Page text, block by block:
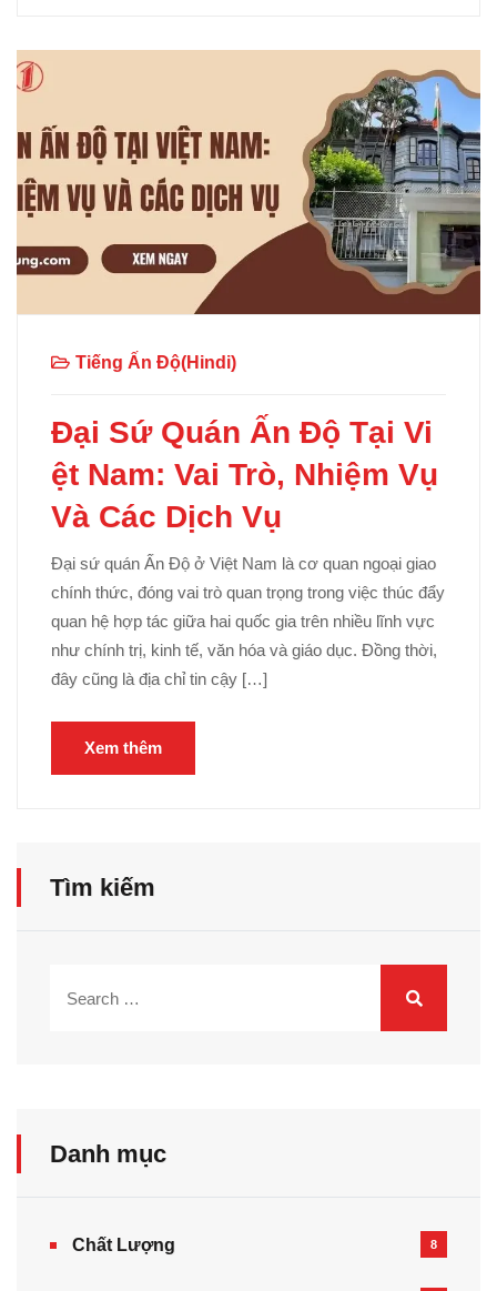
Tiếng Ấn Độ(Hindi)
Đại Sứ Quán Ấn Độ Tại Vi
ệt Nam: Vai Trò, Nhiệm Vụ
Và Các Dịch Vụ
Đại sứ quán Ấn Độ ở Việt Nam là cơ quan ngoại giao
chính thức, đóng vai trò quan trọng trong việc thúc đẩy
quan hệ hợp tác giữa hai quốc gia trên nhiều lĩnh vực
như chính trị, kinh tế, văn hóa và giáo dục. Đồng thời,
đây cũng là địa chỉ tin cậy […]
Xem thêm
Tìm kiếm
Danh mục
Chất Lượng 8